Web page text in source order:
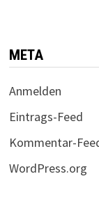
META
Anmelden
Eintrags-Feed
Kommentar-
WordPress.org